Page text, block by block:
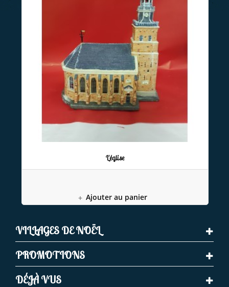
L'église
Ajouter au panier
VILLAGES DE NOËL
PROMOTIONS
DÉJÀ VUS